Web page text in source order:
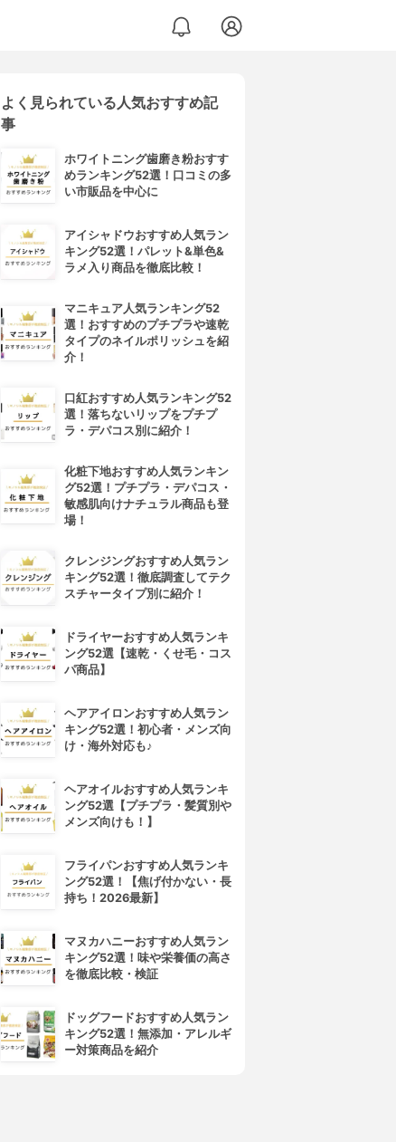
よく見られている人気おすすめ記
事
ホワイトニング歯磨き粉おすす
めランキング52選！口コミの多
い市販品を中心に
アイシャドウおすすめ人気ラン
キング52選！パレット&単色&
ラメ入り商品を徹底比較！
マニキュア人気ランキング52
選！おすすめのプチプラや速乾
タイプのネイルポリッシュを紹
介！
口紅おすすめ人気ランキング52
選！落ちないリップをプチプ
ラ・デパコス別に紹介！
化粧下地おすすめ人気ランキン
グ52選！プチプラ・デパコス・
敏感肌向けナチュラル商品も登
場！
クレンジングおすすめ人気ラン
キング52選！徹底調査してテク
スチャータイプ別に紹介！
ドライヤーおすすめ人気ランキ
ング52選【速乾・くせ毛・コス
パ商品】
ヘアアイロンおすすめ人気ラン
キング52選！初心者・メンズ向
け・海外対応も♪
ヘアオイルおすすめ人気ランキ
ング52選【プチプラ・髪質別や
メンズ向けも！】
フライパンおすすめ人気ランキ
ング52選！【焦げ付かない・長
持ち！2026最新】
マヌカハニーおすすめ人気ラン
キング52選！味や栄養価の高さ
を徹底比較・検証
ドッグフードおすすめ人気ラン
キング52選！無添加・アレルギ
ー対策商品を紹介